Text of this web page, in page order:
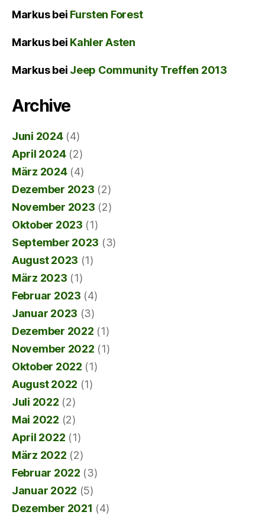
Markusbei Fursten Forest
Markusbei Kahler Asten
Markusbei Jeep Community Treffen 2013
Archive
Juni 2024(4)
April 2024(2)
März 2024(4)
Dezember 2023 (2)
November 2023 (2)
Oktober 2023 (1)
September 2023 (3)
August 2023 (1)
März 2023 (1)
Februar 2023 (4)
Januar 2023 (3)
Dezember 2022 (1)
November 2022 (1)
Oktober 2022 (1)
August 2022 (1)
Juli 2022 (2)
Mai 2022 (2)
April 2022 (1)
März 2022 (2)
Februar 2022 (3)
Januar 2022 (5)
Dezember 2021 (4)